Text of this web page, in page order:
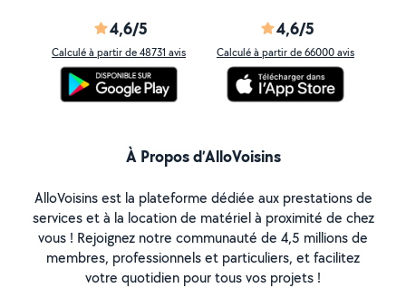
4,6/5
Calculé à partir de 48731 avis
4,6/5
Calculé à partir de 66000 avis
À Propos d’AlloVoisins
AlloVoisins est la plateforme dédiée aux prestations de
services et à la location de matériel à proximité de chez
vous ! Rejoignez notre communauté de 4,5 millions de
membres, professionnels et particuliers, et facilitez
votre quotidien pour tous vos projets !